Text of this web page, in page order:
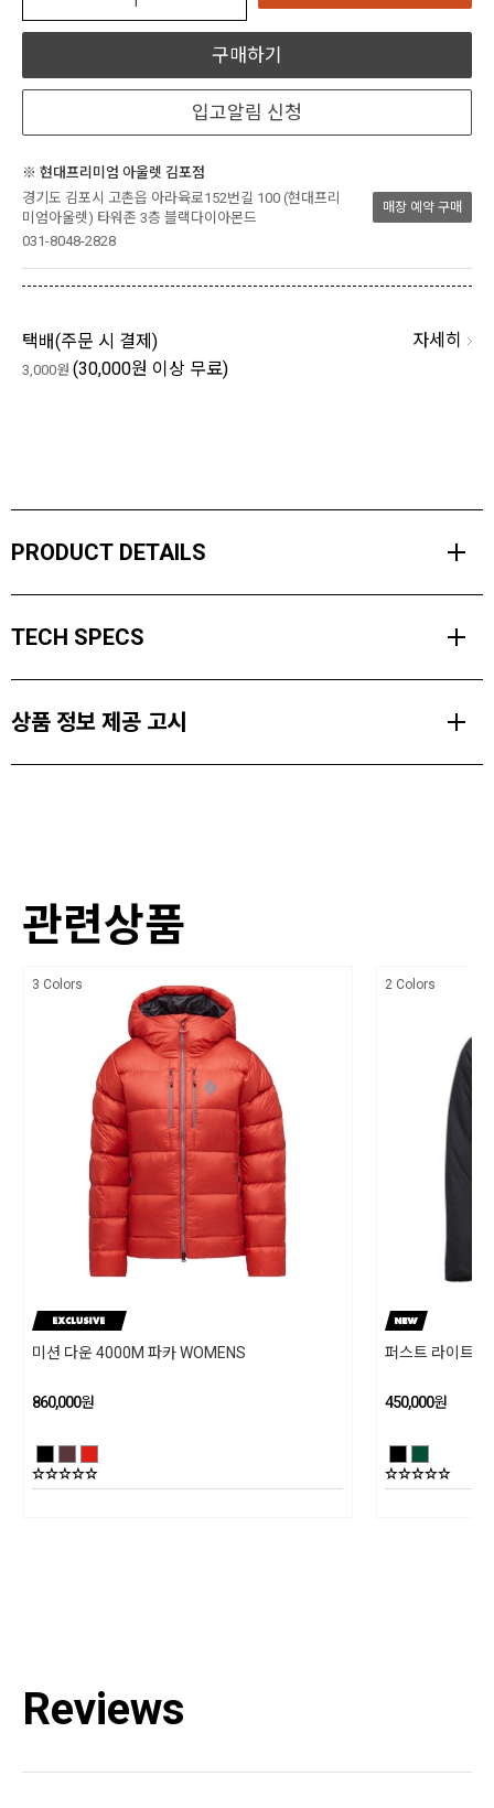
구매하기
입고알림 신청
※ 현대프리미엄 아울렛 김포점
경기도 김포시 고촌읍 아라육로152번길 100 (현대프리
미엄아울렛) 타워존 3층 블랙다이아몬드
031-8048-2828
매장 예약 구매
택배(주문 시 결제 ) 자세히
3,000원 (30,000원 이상 무료)
PRODUCT DETAILS
베스트는 이동성을 해치지 않으면서 신뢰할 수 있는 따뜻함을 제공합
니다.
800 필 파워 거위털 다운이 사용되었으며, 의도적으로 PFAS를 첨가
PRODUCT FEATURES
블랙다이아몬드 다운 제품은 동물 복지 기준을 충족하며 추적 가
능한 공정을 통해 제작됨
의도적으로 PFAS를 첨가하지 않은 친환경 DWR 마감
지퍼형 핸드 포켓 두 개와 내부 지퍼형 가슴 포켓
왼쪽 핸드 포켓에 수납 가능
코드락으로 조절 가능한 밑단
800 필 파워 Allied HyperDRY 거위털 다운 단열재
레귤러 핏
CLO: 2.82
무게: 222 g
제조국: 베트남
TECH SPECS
[Shell] 20d Nylon Plain weave (100% Nylon. 43gsm)
[Insulation] 800 Fill Power Allied Gray Goose Down (90% Down.
상품 정보 제공 고시
색상
제조자,수입품의 경우 수입자를 함께 표기
블랙다이아몬드/ 수입자 (주)블랙다이아몬드 코리아
세탁방법 및 취급시 주의사항
드시 드럼 세탁기를 사용하십시오. 세탁 후 직사광선을 피하여 옷걸이에 걸어
그늘에서 말려주십시오. 다림질은 하시면 안되고, 표백제 강력(효소) 세제 및 섬
202501
관련상품
3 Colors
미션 다운 4000M 파카 WOMENS
860,000원
2 Colors
퍼스트 라이트
450,000원
Reviews